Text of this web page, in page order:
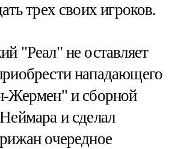
трех своих игроков.
"Реал" не оставляет
нападающего
Жермен" и сборной
и сделал
очередное